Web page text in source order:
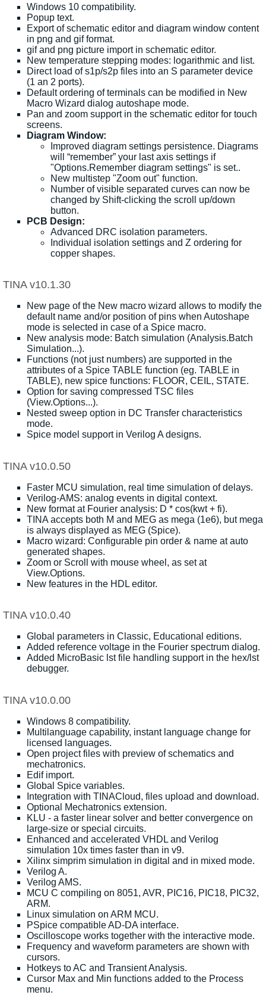
Windows 10 compatibility.
Popup text.
Export of schematic editor and diagram window content
in png and gif format.
gif and png picture import in schematic editor.
New temperature stepping modes: logarithmic and list.
Direct load of s1p/s2p files into an S parameter device
(1 an 2 ports).
Default ordering of terminals can be modified in New
Macro Wizard dialog autoshape mode.
Pan and zoom support in the schematic editor for touch
screens.
Diagram Window:
Improved diagram settings persistence. Diagrams
will “remember” your last axis settings if
"Options.Remember diagram settings" is set..
New multistep "Zoom out" function.
Number of visible separated curves can now be
changed by Shift-clicking the scroll up/down
button.
PCB Design:
Advanced DRC isolation parameters.
Individual isolation settings and Z ordering for
copper shapes.
TINA v10.1.30
New page of the New macro wizard allows to modify the
default name and/or position of pins when Autoshape
mode is selected in case of a Spice macro.
New analysis mode: Batch simulation (Analysis.Batch
Simulation...).
Functions (not just numbers) are supported in the
attributes of a Spice TABLE function (eg. TABLE in
TABLE), new spice functions: FLOOR, CEIL, STATE.
Option for saving compressed TSC files
(View.Options...).
Nested sweep option in DC Transfer characteristics
mode.
Spice model support in Verilog A designs.
TINA v10.0.50
Faster MCU simulation, real time simulation of delays.
Verilog-AMS: analog events in digital context.
New format at Fourier analysis: D * cos(kwt + fi).
TINA accepts both M and MEG as mega (1e6), but mega
is always displayed as MEG (Spice).
Macro wizard: Configurable pin order & name at auto
generated shapes.
Zoom or Scroll with mouse wheel, as set at
View.Options.
New features in the HDL editor.
TINA v10.0.40
Global parameters in Classic, Educational editions.
Added reference voltage in the Fourier spectrum dialog.
Added MicroBasic lst file handling support in the hex/lst
debugger.
TINA v10.0.00
Windows 8 compatibility.
Multilanguage capability, instant language change for
licensed languages.
Open project files with preview of schematics and
mechatronics.
Edif import.
Global Spice variables.
Integration with TINACloud, files upload and download.
Optional Mechatronics extension.
KLU - a faster linear solver and better convergence on
large-size or special circuits.
Enhanced and accelerated VHDL and Verilog
simulation 10x times faster than in v9.
Xilinx simprim simulation in digital and in mixed mode.
Verilog A.
Verilog AMS.
MCU C compiling on 8051, AVR, PIC16, PIC18, PIC32,
ARM.
Linux simulation on ARM MCU.
PSpice compatible AD-DA interface.
Oscilloscope works together with the interactive mode.
Frequency and waveform parameters are shown with
cursors.
Hotkeys to AC and Transient Analysis.
Cursor Max and Min functions added to the Process
menu.